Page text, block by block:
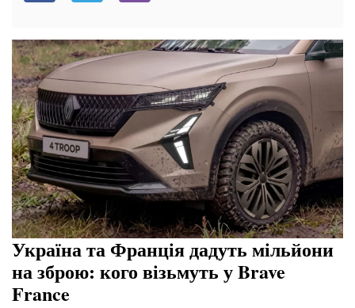
Україна та Франція дадуть мільйони
на зброю: кого візьмуть у Brave
France